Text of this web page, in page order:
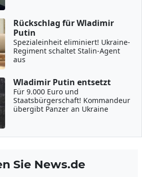
Rückschlag für Wladimir
Putin
Spezialeinheit eliminiert! Ukraine-
Regiment schaltet Stalin-Agent
aus
Wladimir Putin entsetzt
Für 9.000 Euro und
Staatsbürgerschaft! Kommandeur
übergibt Panzer an Ukraine
Sie News.de